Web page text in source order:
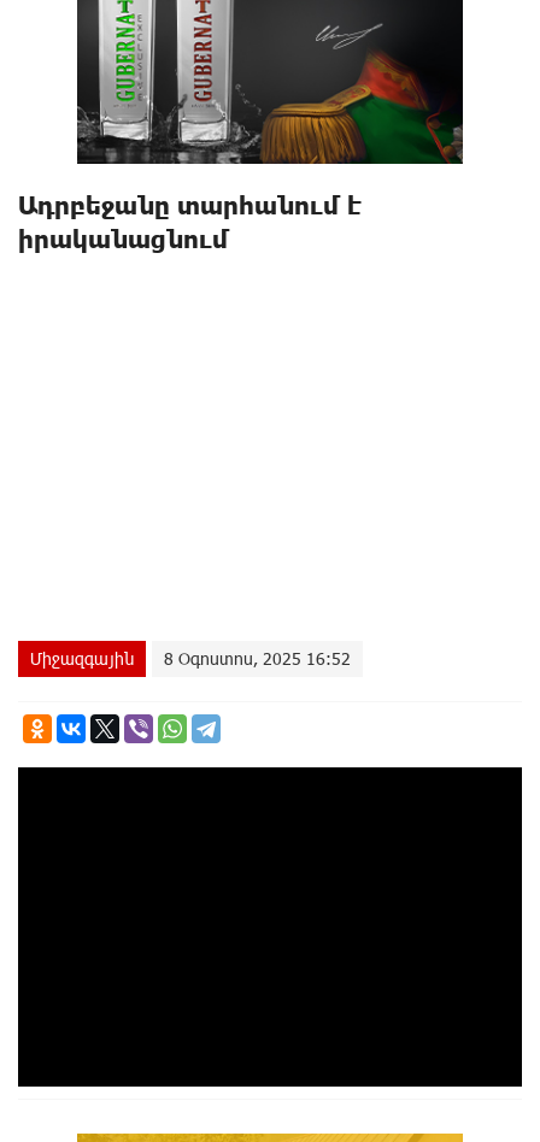
Ադրբեջանը տարհանում է
իրականացնում
Միջազգային 8 Օգոստոս, 2025 16:52